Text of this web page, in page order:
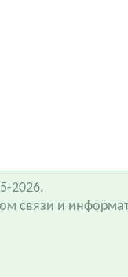
2026.
связи и